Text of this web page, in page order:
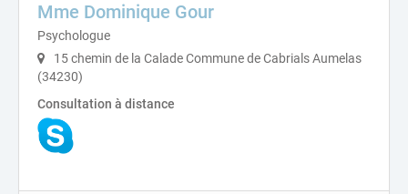
Mme Dominique Gour
Psychologue
15 chemin de la Calade Commune de Cabrials Aumelas
(34230)
Consultation à distance